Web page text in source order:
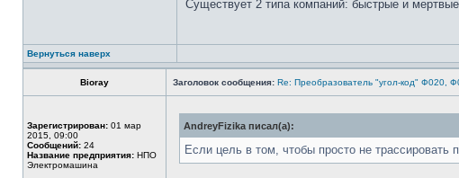
Существует 2 типа компаний: быстрые и
Вернуться наверх
Bioray Заголовок сообщения: Re: Преобразователь "угол-код" Ф020,
Зарегистрирован: 01 мар
2015, 09:00
Сообщений: 24
Название предприятия: НПО
Электромашина
AndreyFizika писал(а):
Если цель в том, чтобы просто не